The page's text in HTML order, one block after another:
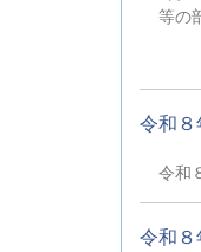
等の
令和
令和
令和